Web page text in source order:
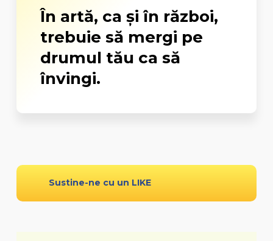
În artă, ca şi în război,
trebuie să mergi pe
drumul tău ca să
învingi.
Sustine-ne cu un LIKE